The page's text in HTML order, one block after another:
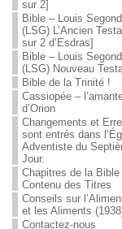
sur 2]
Bible – Louis
(LSG) L’Ancien
sur 2 d’Esdras]
Bible – Louis
(LSG) Nouveau
Bible de la Trinité !
Cassiopée –
d’Orion
Changements et
sont entrés dans
Adventiste du
Jour.
Chapitres de la Bible
Contenu des Titres
Conseils sur
et les Aliments
Contactez-nous